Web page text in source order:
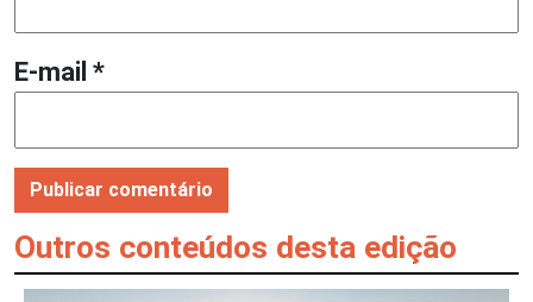
E-mail *
Outros conteúdos desta edição